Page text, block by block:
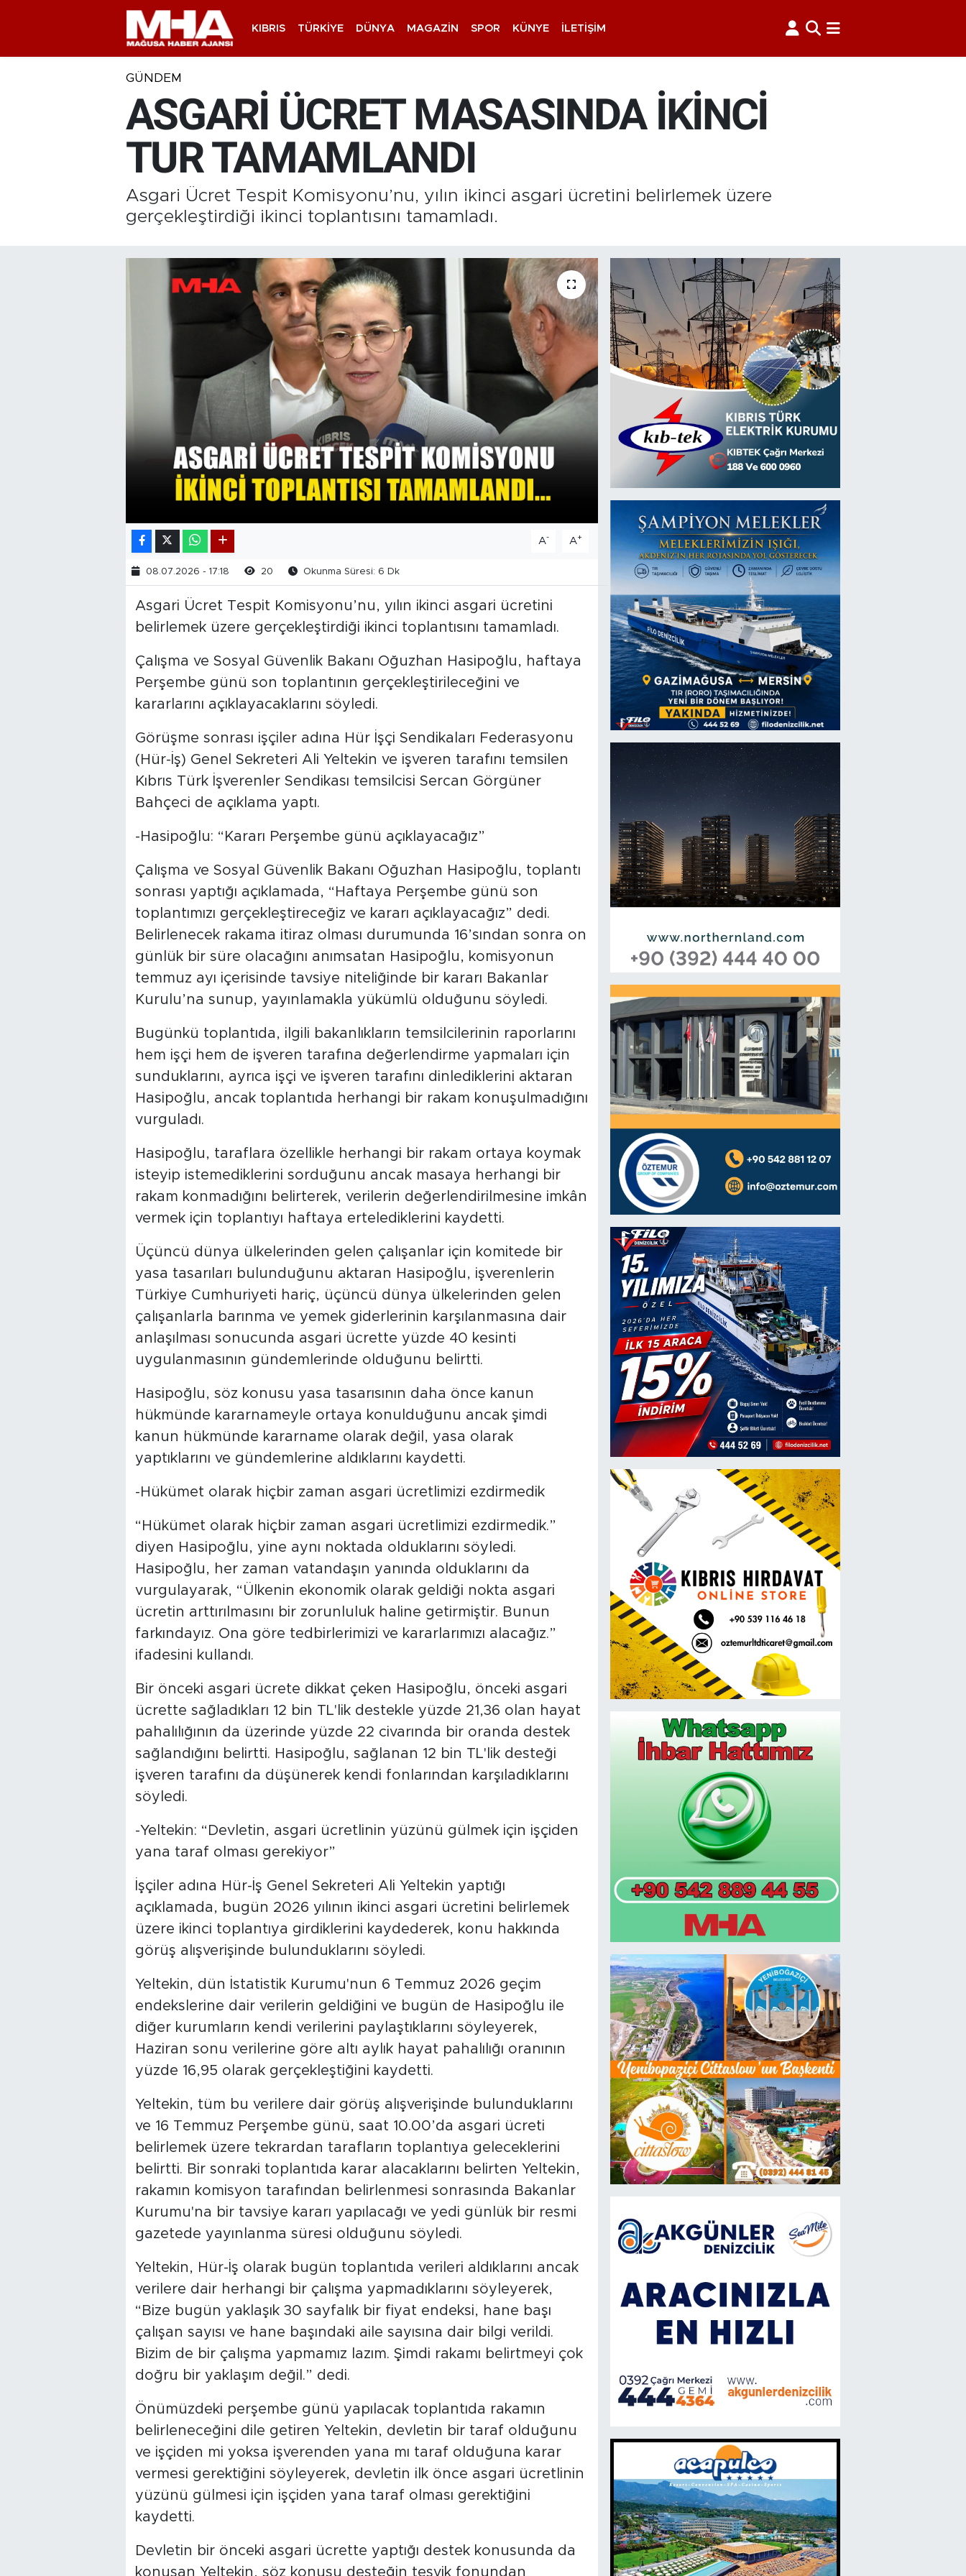
KIBRIS TÜRKIYE DÜNYA MAGAZIN SPOR KÜNYE İLETIŞIM
GÜNDEM
ASGARİ ÜCRET MASASINDA İKİNCİ
TUR TAMAMLANDI
Asgari Ücret Tespit Komisyonu’nu, yılın ikinci asgari ücretini belirlemek üzere
gerçekleştirdiği ikinci toplantısını tamamladı.
A- A+
08.07.2026 - 17:18 20 Okunma Süresi: 6 Dk
Asgari Ücret Tespit Komisyonu’nu, yılın ikinci asgari ücretini
belirlemek üzere gerçekleştirdiği ikinci toplantısını tamamladı.
Çalışma ve Sosyal Güvenlik Bakanı Oğuzhan Hasipoğlu, haftaya
Perşembe günü son toplantının gerçekleştirileceğini ve
kararlarını açıklayacaklarını söyledi.
Görüşme sonrası işçiler adına Hür İşçi Sendikaları Federasyonu
(Hür-İş) Genel Sekreteri Ali Yeltekin ve işveren tarafını temsilen
Kıbrıs Türk İşverenler Sendikası temsilcisi Sercan Görgüner
Bahçeci de açıklama yaptı.
-Hasipoğlu: “Kararı Perşembe günü açıklayacağız”
Çalışma ve Sosyal Güvenlik Bakanı Oğuzhan Hasipoğlu, toplantı
sonrası yaptığı açıklamada, “Haftaya Perşembe günü son
toplantımızı gerçekleştireceğiz ve kararı açıklayacağız” dedi.
Belirlenecek rakama itiraz olması durumunda 16’sından sonra on
günlük bir süre olacağını anımsatan Hasipoğlu, komisyonun
temmuz ayı içerisinde tavsiye niteliğinde bir kararı Bakanlar
Kurulu’na sunup, yayınlamakla yükümlü olduğunu söyledi.
Bugünkü toplantıda, ilgili bakanlıkların temsilcilerinin raporlarını
hem işçi hem de işveren tarafına değerlendirme yapmaları için
sunduklarını, ayrıca işçi ve işveren tarafını dinlediklerini aktaran
Hasipoğlu, ancak toplantıda herhangi bir rakam konuşulmadığını
vurguladı.
Hasipoğlu, taraflara özellikle herhangi bir rakam ortaya koymak
isteyip istemediklerini sorduğunu ancak masaya herhangi bir
rakam konmadığını belirterek, verilerin değerlendirilmesine imkân
vermek için toplantıyı haftaya ertelediklerini kaydetti.
Üçüncü dünya ülkelerinden gelen çalışanlar için komitede bir
yasa tasarıları bulunduğunu aktaran Hasipoğlu, işverenlerin
Türkiye Cumhuriyeti hariç, üçüncü dünya ülkelerinden gelen
çalışanlarla barınma ve yemek giderlerinin karşılanmasına dair
anlaşılması sonucunda asgari ücrette yüzde 40 kesinti
uygulanmasının gündemlerinde olduğunu belirtti.
Hasipoğlu, söz konusu yasa tasarısının daha önce kanun
hükmünde kararnameyle ortaya konulduğunu ancak şimdi
kanun hükmünde kararname olarak değil, yasa olarak
yaptıklarını ve gündemlerine aldıklarını kaydetti.
-Hükümet olarak hiçbir zaman asgari ücretlimizi ezdirmedik
“Hükümet olarak hiçbir zaman asgari ücretlimizi ezdirmedik.”
diyen Hasipoğlu, yine aynı noktada olduklarını söyledi.
Hasipoğlu, her zaman vatandaşın yanında olduklarını da
vurgulayarak, “Ülkenin ekonomik olarak geldiği nokta asgari
ücretin arttırılmasını bir zorunluluk haline getirmiştir. Bunun
farkındayız. Ona göre tedbirlerimizi ve kararlarımızı alacağız.”
ifadesini kullandı.
Bir önceki asgari ücrete dikkat çeken Hasipoğlu, önceki asgari
ücrette sağladıkları 12 bin TL'lik destekle yüzde 21,36 olan hayat
pahalılığının da üzerinde yüzde 22 civarında bir oranda destek
sağlandığını belirtti. Hasipoğlu, sağlanan 12 bin TL'lik desteği
işveren tarafını da düşünerek kendi fonlarından karşıladıklarını
söyledi.
-Yeltekin: “Devletin, asgari ücretlinin yüzünü gülmek için işçiden
yana taraf olması gerekiyor”
İşçiler adına Hür-İş Genel Sekreteri Ali Yeltekin yaptığı
açıklamada, bugün 2026 yılının ikinci asgari ücretini belirlemek
üzere ikinci toplantıya girdiklerini kaydederek, konu hakkında
görüş alışverişinde bulunduklarını söyledi.
Yeltekin, dün İstatistik Kurumu'nun 6 Temmuz 2026 geçim
endekslerine dair verilerin geldiğini ve bugün de Hasipoğlu ile
diğer kurumların kendi verilerini paylaştıklarını söyleyerek,
Haziran sonu verilerine göre altı aylık hayat pahalılığı oranının
yüzde 16,95 olarak gerçekleştiğini kaydetti.
Yeltekin, tüm bu verilere dair görüş alışverişinde bulunduklarını
ve 16 Temmuz Perşembe günü, saat 10.00’da asgari ücreti
belirlemek üzere tekrardan tarafların toplantıya geleceklerini
belirtti. Bir sonraki toplantıda karar alacaklarını belirten Yeltekin,
rakamın komisyon tarafından belirlenmesi sonrasında Bakanlar
Kurumu'na bir tavsiye kararı yapılacağı ve yedi günlük bir resmi
gazetede yayınlanma süresi olduğunu söyledi.
Yeltekin, Hür-İş olarak bugün toplantıda verileri aldıklarını ancak
verilere dair herhangi bir çalışma yapmadıklarını söyleyerek,
“Bize bugün yaklaşık 30 sayfalık bir fiyat endeksi, hane başı
çalışan sayısı ve hane başındaki aile sayısına dair bilgi verildi.
Bizim de bir çalışma yapmamız lazım. Şimdi rakamı belirtmeyi çok
doğru bir yaklaşım değil.” dedi.
Önümüzdeki perşembe günü yapılacak toplantıda rakamın
belirleneceğini dile getiren Yeltekin, devletin bir taraf olduğunu
ve işçiden mi yoksa işverenden yana mı taraf olduğuna karar
vermesi gerektiğini söyleyerek, devletin ilk önce asgari ücretlinin
yüzünü gülmesi için işçiden yana taraf olması gerektiğini
kaydetti.
Devletin bir önceki asgari ücrette yaptığı destek konusunda da
konuşan Yeltekin, söz konusu desteğin teşvik fonundan